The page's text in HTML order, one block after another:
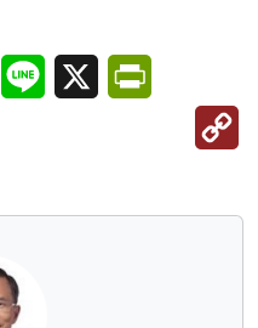
LinkedInLine X